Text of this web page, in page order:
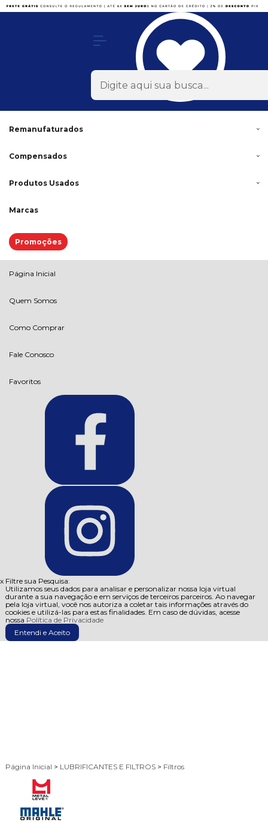
Olá Visitante! Acesse sua conta e pedidos
Remanufaturados
Compensados
Produtos Usados
Marcas
Promoções
Página Inicial
Quem Somos
Como Comprar
Fale Conosco
Favoritos
x Filtre sua Pesquisa:
Utilizamos seus dados para analisar e personalizar nossa loja virtual
durante a sua navegação e em serviços de terceiros parceiros. Ao navegar
pela loja virtual, você nos autoriza a coletar tais informações através do
cookies e utilizá-las para estas finalidades. Em caso de dúvidas, acesse
nossa Política de Privacidade
Entendi e Aceito
Página Inicial > LUBRIFICANTES E FILTROS > Filtros